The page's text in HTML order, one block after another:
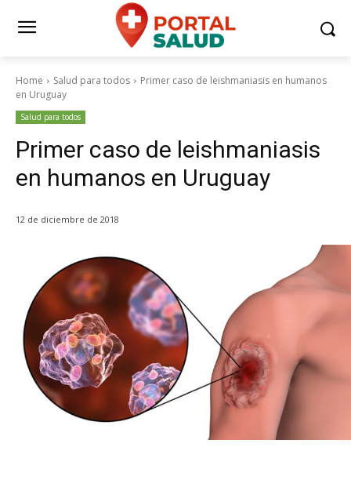
Home Salud para todos
Primer caso de leishmaniasis en humanos
en Uruguay
Salud para todos
Primer caso de leishmaniasis
en humanos en Uruguay
12 de diciembre de 2018